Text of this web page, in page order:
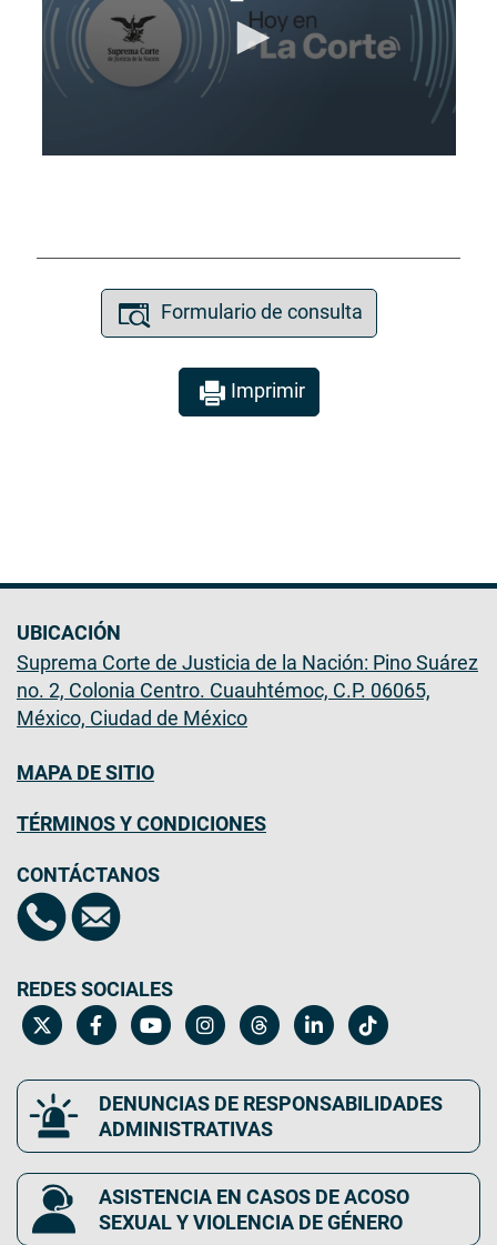
Formulario de consulta
Imprimir
UBICACIÓN
Suprema Corte de Justicia de la Nación: Pino Suárez
no. 2, Colonia Centro. Cuauhtémoc, C.P. 06065,
México, Ciudad de México
MAPA DE SITIO
TÉRMINOS Y CONDICIONES
CONTÁCTANOS
REDES SOCIALES
DENUNCIAS DE RESPONSABILIDADES
ADMINISTRATIVAS
ASISTENCIA EN CASOS DE ACOSO
SEXUAL Y VIOLENCIA DE GÉNERO